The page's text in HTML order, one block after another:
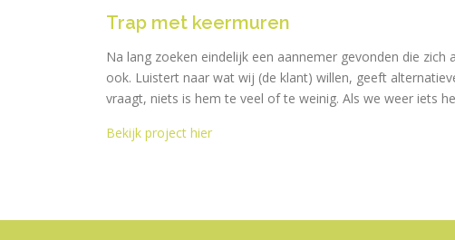
Trap met keermuren
Na lang zoeken eindelijk een aannemer gevonden die
ook. Luistert naar wat wij (de klant) willen, geeft
vraagt, niets is hem te veel of te weinig. Als we weer iets
Bekijk project hier